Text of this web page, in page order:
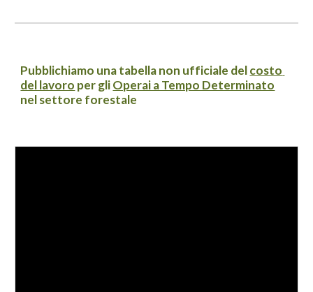
Pubblichiamo una tabella non ufficiale del costo
del lavoro per gli Operai a Tempo Determinato
nel settore forestale